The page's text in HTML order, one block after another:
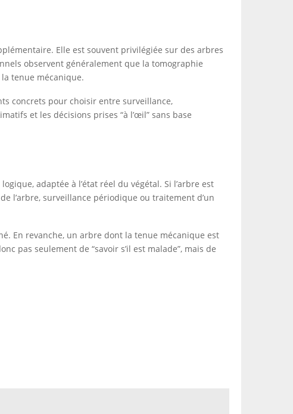
Elle est souvent privilégiée sur des arbres
observent généralement que la tomographie
tenue mécanique.
concrets pour choisir entre surveillance,
et les décisions prises “à l’œil” sans base
adaptée à l’état réel du végétal. Si l’arbre est
l’arbre, surveillance périodique ou traitement d’un
En revanche, un arbre dont la tenue mécanique est
pas seulement de “savoir s’il est malade”, mais de